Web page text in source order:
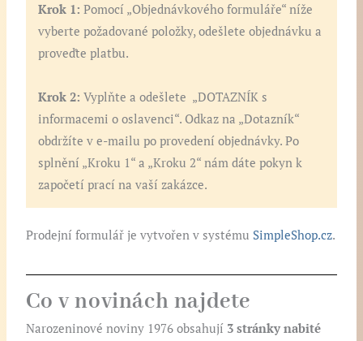
Krok 1: Pomocí „Objednávkového formuláře“ níže
vyberte požadované položky, odešlete objednávku a
proveďte platbu.
Krok 2: Vyplňte a odešlete „DOTAZNÍK s
informacemi o oslavenci“. Odkaz na „Dotazník“
obdržíte v e-mailu po provedení objednávky. Po
splnění „Kroku 1“ a „Kroku 2“ nám dáte pokyn k
započetí prací na vaší zakázce.
Prodejní formulář je vytvořen v systému SimpleShop.cz.
Co v novinách najdete
Narozeninové noviny 1976 obsahují 3 stránky nabité